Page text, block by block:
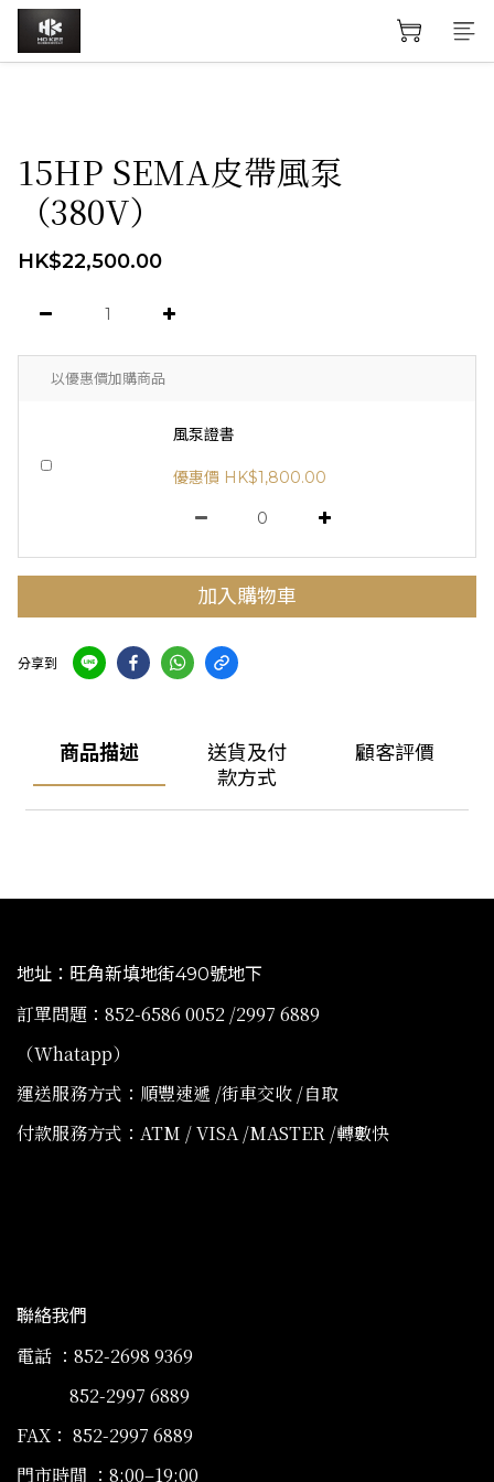
15HP SEMA皮帶風泵
（380V）
HK$22,500.00
以優惠價加購商品
風泵證書
優惠價 HK$1,800.00
加入購物車
分享到
商品描述
送貨及付
款方式
顧客評價
地址：旺角新填地街490號地下
訂單問題：852-6586 0052 /2997 6889
（Whatapp）
運送服務方式：順豐速遞 /街車交收 /自取
付款服務方式：ATM / VISA /MASTER /轉數快
聯絡我們
電話 ：852-2698 9369
852-2997 6889
FAX： 852-2997 6889
門市時間 ：8:00–19:00